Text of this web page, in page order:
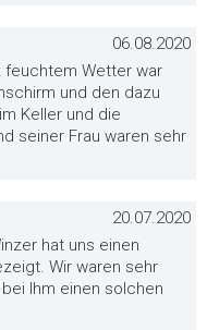
06.08.2020
feuchtem Wetter war
und den dazu
Keller und die
seiner Frau waren sehr
20.07.2020
hat uns einen
Wir waren sehr
Ihm einen solchen